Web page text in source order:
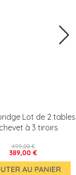
Lot de 2 tables
à 3 tiroirs
389,00 €
499,00 €
AU PANIER